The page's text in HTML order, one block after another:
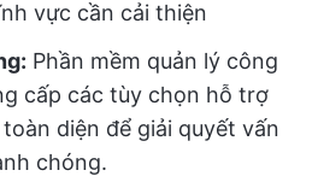
vực cần cải thiện
Phần mềm quản lý công
cấp các tùy chọn hỗ trợ
diện để giải quyết vấn
chóng.